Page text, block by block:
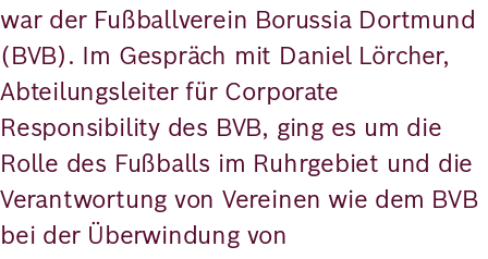
war der Fußballverein Borussia Dortmund
(BVB). Im Gespräch mit Daniel Lörcher,
Abteilungsleiter für Corporate
Responsibility des BVB, ging es um die
Rolle des Fußballs im Ruhrgebiet und die
Verantwortung von Vereinen wie dem BVB
bei der Überwindung von